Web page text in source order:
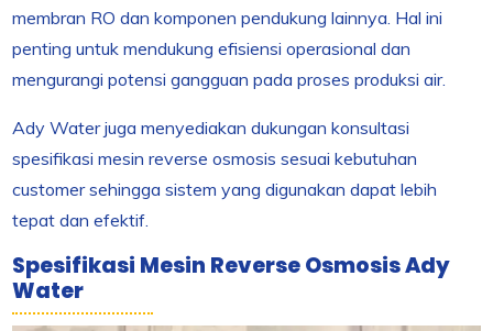
membran RO dan komponen pendukung lainnya. Hal ini
penting untuk mendukung efisiensi operasional dan
mengurangi potensi gangguan pada proses produksi air.
Ady Water juga menyediakan dukungan konsultasi
spesifikasi mesin reverse osmosis sesuai kebutuhan
customer sehingga sistem yang digunakan dapat lebih
tepat dan efektif.
Spesifikasi Mesin Reverse Osmosis Ady
Water